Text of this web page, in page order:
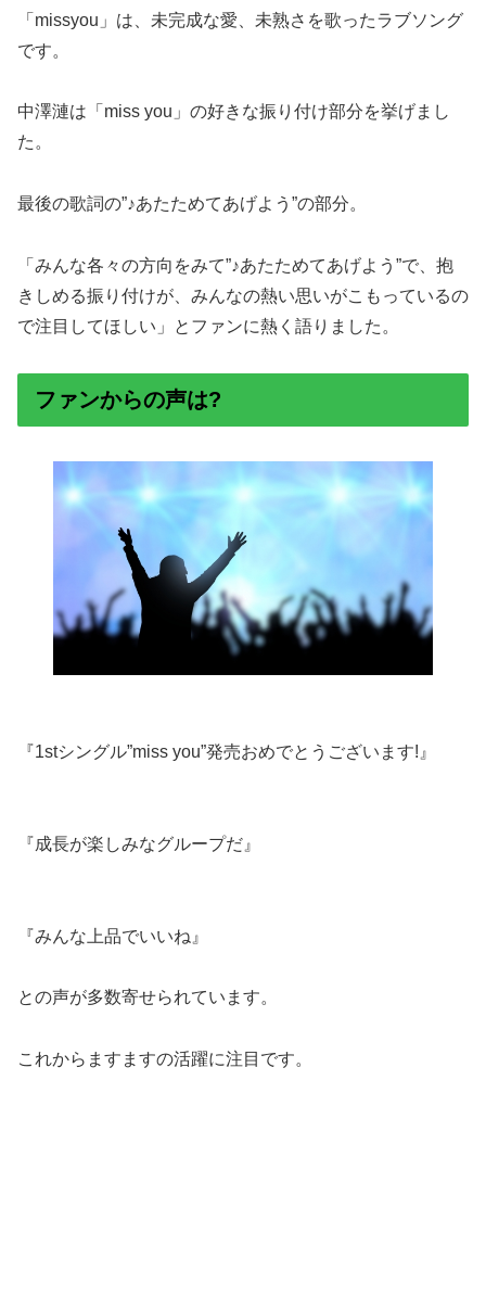
「missyou」は、未完成な愛、未熟さを歌ったラブソング
です。
中澤漣は「miss you」の好きな振り付け部分を挙げまし
た。
最後の歌詞の”♪あたためてあげよう”の部分。
「みんな各々の方向をみて”♪あたためてあげよう”で、抱
きしめる振り付けが、みんなの熱い思いがこもっているの
で注目してほしい」とファンに熱く語りました。
ファンからの声は?
『1stシングル”miss you”発売おめでとうございます!』
『成長が楽しみなグループだ』
『みんな上品でいいね』
との声が多数寄せられています。
これからますますの活躍に注目です。